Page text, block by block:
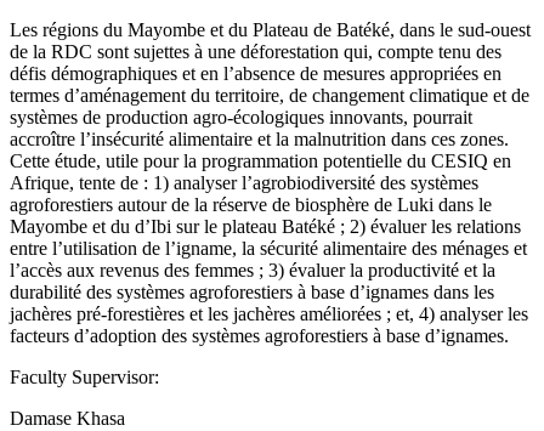
Les régions du Mayombe et du Plateau de Batéké, dans le sud-ouest
de la RDC sont sujettes à une déforestation qui, compte tenu des
défis démographiques et en l’absence de mesures appropriées en
termes d’aménagement du territoire, de changement climatique et de
systèmes de production agro-écologiques innovants, pourrait
accroître l’insécurité alimentaire et la malnutrition dans ces zones.
Cette étude, utile pour la programmation potentielle du CESIQ en
Afrique, tente de : 1) analyser l’agrobiodiversité des systèmes
agroforestiers autour de la réserve de biosphère de Luki dans le
Mayombe et du d’Ibi sur le plateau Batéké ; 2) évaluer les relations
entre l’utilisation de l’igname, la sécurité alimentaire des ménages et
l’accès aux revenus des femmes ; 3) évaluer la productivité et la
durabilité des systèmes agroforestiers à base d’ignames dans les
jachères pré-forestières et les jachères améliorées ; et, 4) analyser les
facteurs d’adoption des systèmes agroforestiers à base d’ignames.
Faculty Supervisor:
Damase Khasa